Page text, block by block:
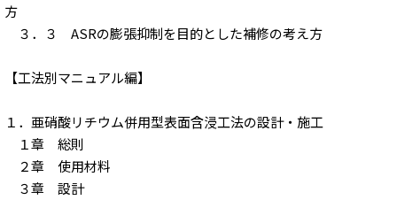
方
３．３ ASRの膨張抑制を目的とした補修の考え方
【工法別マニュアル編】
１．亜硝酸リチウム併用型表面含浸工法の設計・施工
１章 総則
２章 使用材料
３章 設計